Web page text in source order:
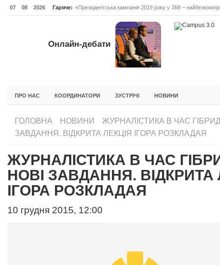
07 08 2026 Гаряче: «Президентська кампанія 2019 року у ЗМІ –
Онлайн-дебати #Відповідальне лідерство. Випуск 3
ОНЛАЙН-ДЕБАТИ #ВІДПОВІДАЛЬНЕ ЛІДЕРСТВО.
Онлайн-дебати
ПРО НАС КООРДИНАТОРИ ЗУСТРІЧІ НОВИНИ
ГОЛОВНА НОВИНИ
ЖУРНАЛІСТИКА В ЧАС
ЗАВДАННЯ. ВІДКРИТА ЛЕКЦІЯ ІГОРА РОЗКЛАДАЯ
ЖУРНАЛІСТИКА В ЧАС
НОВІ ЗАВДАННЯ. ВІДКРИТА
ІГОРА РОЗКЛАДАЯ
10 грудня 2015, 12:00